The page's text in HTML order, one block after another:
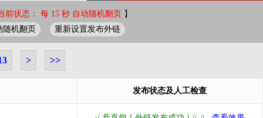
前状态： 每 15 秒 自动随机翻页 】
随机翻页 重新设置发布外链
> >>
发布状态及人工检查